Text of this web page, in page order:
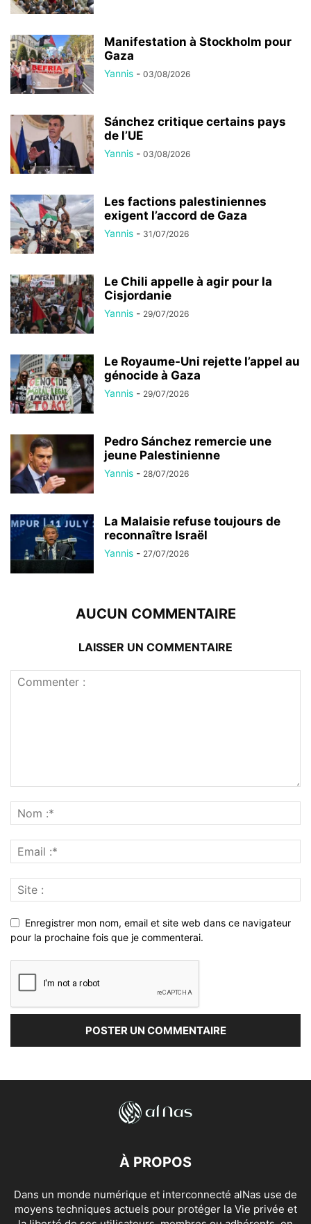
Manifestation à Stockholm pour
Gaza
Yannis - 03/08/2026
Sánchez critique certains pays
de l’UE
Yannis - 03/08/2026
Les factions palestiniennes
exigent l’accord de Gaza
Yannis - 31/07/2026
Le Chili appelle à agir pour la
Cisjordanie
Yannis - 29/07/2026
Le Royaume-Uni rejette l’appel au
génocide à Gaza
Yannis - 29/07/2026
Pedro Sánchez remercie une
jeune Palestinienne
Yannis - 28/07/2026
La Malaisie refuse toujours de
reconnaître Israël
Yannis - 27/07/2026
AUCUN COMMENTAIRE
LAISSER UN COMMENTAIRE
Enregistrer mon nom, email et site web dans ce navigateur
pour la prochaine fois que je commenterai.
À PROPOS
Dans un monde numérique et interconnecté alNas use de
moyens techniques actuels pour protéger la Vie privée et